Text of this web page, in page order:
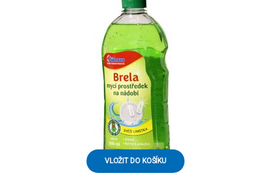
VLOŽIT DO KOŠÍKU